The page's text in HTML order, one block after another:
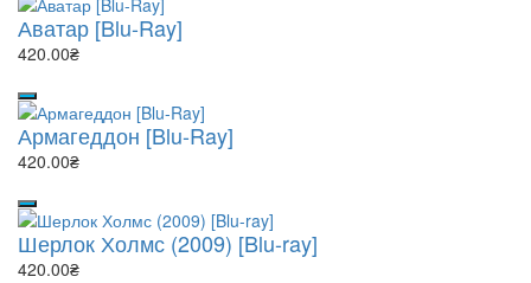
Аватар [Blu-Ray]
420.00₴
Армагеддон [Blu-Ray]
420.00₴
Шерлок Холмс (2009) [Blu-ray]
420.00₴